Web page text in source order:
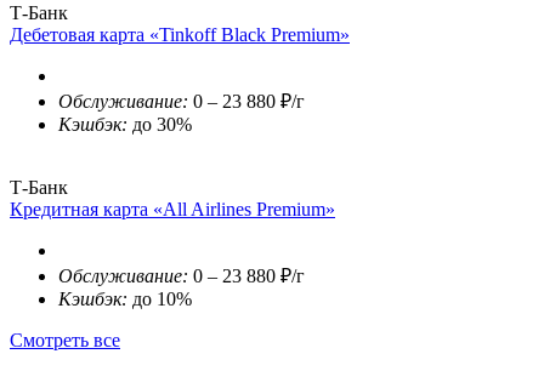
Т-Банк
Дебетовая карта «Tinkoff Black Premium»
Обслуживание: 0 – 23 880 ₽/г
Кэшбэк: до 30%
Т-Банк
Кредитная карта «All Airlines Premium»
Обслуживание: 0 – 23 880 ₽/г
Кэшбэк: до 10%
Смотреть все